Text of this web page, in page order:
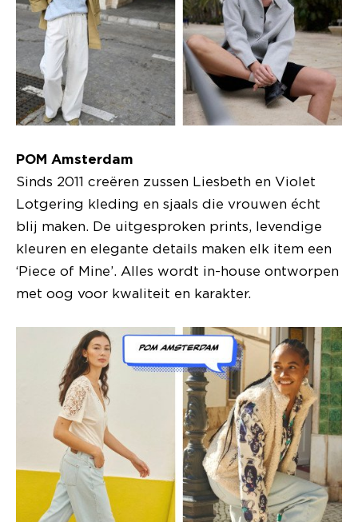
POM Amsterdam
Sinds 2011 creëren zussen Liesbeth en Violet
Lotgering kleding en sjaals die vrouwen écht
blij maken. De uitgesproken prints, levendige
kleuren en elegante details maken elk item een
‘Piece of Mine’. Alles wordt in-house ontworpen
met oog voor kwaliteit en karakter.